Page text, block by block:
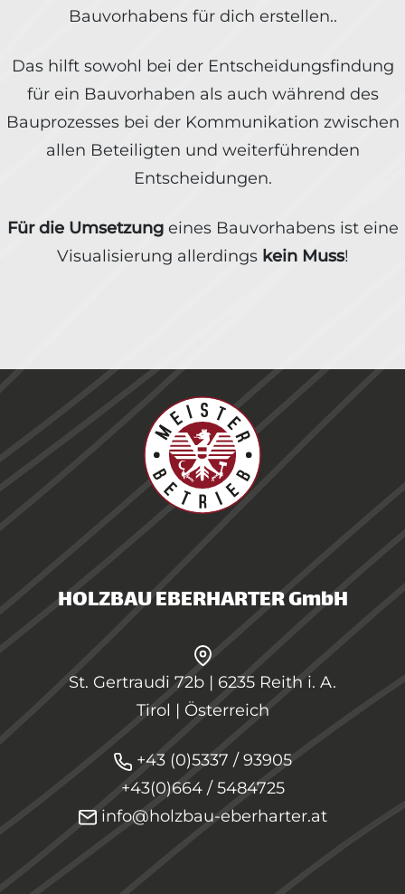
Bauvorhabens für dich erstellen..
Das hilft sowohl bei der Entscheidungsfindung
für ein Bauvorhaben als auch während des
Bauprozesses bei der Kommunikation zwischen
allen Beteiligten und weiterführenden
Entscheidungen.
Für die Umsetzungeines Bauvorhabens ist eine
Visualisierung allerdings kein Muss!
HOLZBAU EBERHARTER GmbH
St. Gertraudi 72b | 6235 Reith i. A.
Tirol | Österreich
+43 (0)5337 / 93905
+43(0)664 / 5484725
info@holzbau-eberharter.at